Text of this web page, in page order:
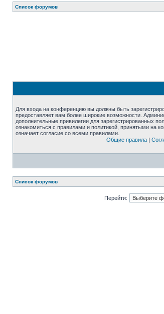
Список форумов
Для входа на конференцию вы должны быть
предоставляет вам более широкие возможности.
дополнительные привилегии для зарегистрированных
ознакомиться с правилами и политикой, принятыми на
означает согласие со всеми правилами.
Общие правила|
Список форумов
Перейти: